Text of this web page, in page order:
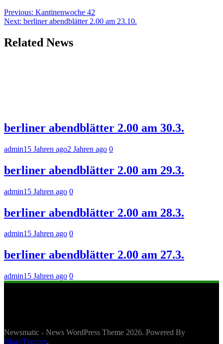
Beitragsnavigation
Previous: Kantinenwoche 42
Next: berliner abendblätter 2.00 am 23.10.
Related News
berliner abendblätter 2.00 am 30.3.
admin15 Jahren ago2 Jahren ago 0
berliner abendblätter 2.00 am 29.3.
admin15 Jahren ago 0
berliner abendblätter 2.00 am 28.3.
admin15 Jahren ago 0
berliner abendblätter 2.00 am 27.3.
admin15 Jahren ago 0
Newsmatic - News WordPress Theme 2026. Powered By
BlazeThemes.